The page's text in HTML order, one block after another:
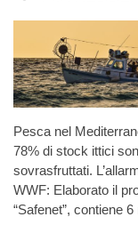
Pesca nel
78% di stock ittici
sovrasfruttati.
WWF: Elaborato il
“Safenet”, contiene